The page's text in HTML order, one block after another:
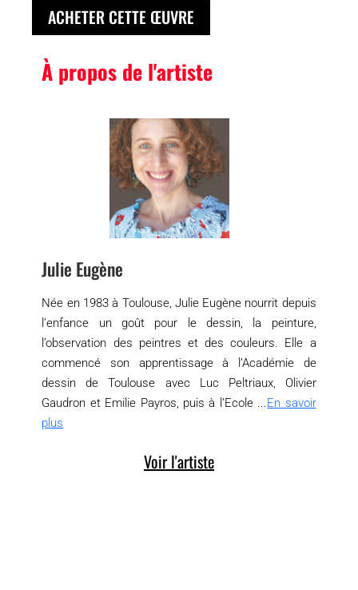
ACHETER CETTE ŒUVRE
À propos de l'artiste
Julie Eugène
Née en 1983 à Toulouse, Julie Eugène nourrit depuis
l’enfance un goût pour le dessin, la peinture,
l’observation des peintres et des couleurs. Elle a
commencé son apprentissage à l’Académie de
dessin de Toulouse avec Luc Peltriaux, Olivier
Gaudron et Emilie Payros, puis à l’Ecole ...En savoir
plus
Voir l'artiste